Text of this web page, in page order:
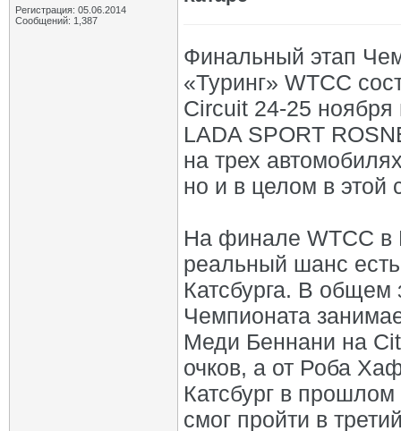
Регистрация: 05.06.2014
Сообщений: 1,387
Финальный этап
«Туринг» WTCC
Circuit 24-25
LADA SPORT
на трех
но и в целом в этой
На финале WTCC в
реальный шанс
Катсбурга. В общем
Чемпионата
Меди Беннани на
очков, а от Роба
Катсбург в
смог пройти в